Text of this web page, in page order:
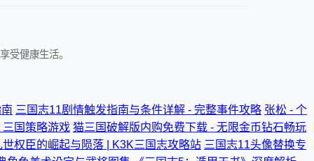
受健康生活。
三国志11剧情触发指南与条件详解 - 完整事件攻略 张松 - 个
国策略游戏 猫三国破解版内购免费下载 - 无限金币钻石畅玩
权臣的崛起与陨落 | K3K三国志攻略站 三国志11头像替换专